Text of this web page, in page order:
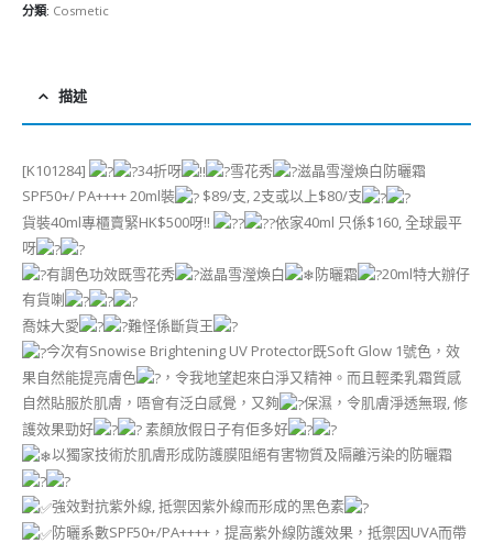
分類: Cosmetic
描述
[K101284] 34折呀 雪花秀
滋晶雪瀅煥白防曬霜
SPF50+/ PA++++ 20ml裝
$89/支, 2支或以上$80/支
貨裝40ml專櫃賣緊HK$500呀!!
依家40ml 只係$160, 全球最平
呀
有調色功效既雪花秀
滋晶雪瀅煥白 防曬霜
20ml特大辦仔
有貨喇
喬妹大愛
難怪係斷貨王
今次有Snowise Brightening UV Protector既Soft Glow 1號色，效
果自然能提亮膚色
，令我地望起來白淨又精神。而且輕柔乳霜質感
自然貼服於肌膚，唔會有泛白感覺，又夠
保濕，令肌膚淨透無瑕, 修
護效果勁好
素顏放假日子有佢多好
以獨家技術於肌膚形成防護膜阻絕有害物質及隔離污染的防曬霜
強效對抗紫外線, 抵禦因紫外線而形成的黑色素
防曬系數SPF50+/PA++++，提高紫外線防護效果，抵禦因UVA而帶